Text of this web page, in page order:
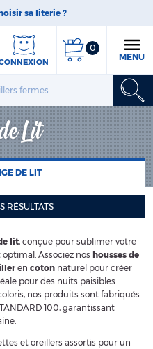
sa literie ?
0
MENU
Lit
DE LIT
RÉSULTATS
lit, conçue pour sublimer votre
Associez nos housses de
en coton naturel pour créer
pour des nuits paisibles.
nos produits sont fabriqués
100, garantissant
et oreillers assortis pour un